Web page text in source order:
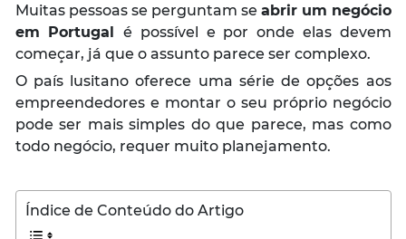
Muitas pessoas se perguntam se abrir um negócio
em Portugal é possível e por onde elas devem
começar, já que o assunto parece ser complexo.
O país lusitano oferece uma série de opções aos
empreendedores e montar o seu próprio negócio
pode ser mais simples do que parece, mas como
todo negócio, requer muito planejamento.
Índice de Conteúdo do Artigo